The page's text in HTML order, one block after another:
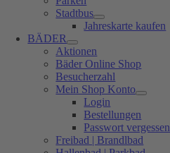
Stadtbus
Jahreskarte kaufen
BÄDER
Aktionen
Bäder Online Shop
Besucherzahl
Mein Shop Konto
Login
Bestellungen
Passwort vergessen
Freibad | Brandlbad